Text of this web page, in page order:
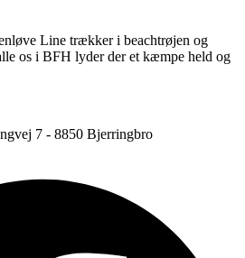
Line trækker i beachtrøjen og
os i BFH lyder der et kæmpe held og
7 - 8850 Bjerringbro